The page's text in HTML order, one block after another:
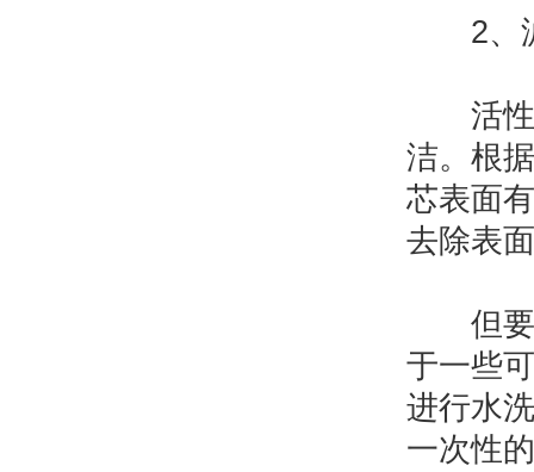
2、
活性
洁。根
芯表面
去除表
但要
于一些
进行水
一次性